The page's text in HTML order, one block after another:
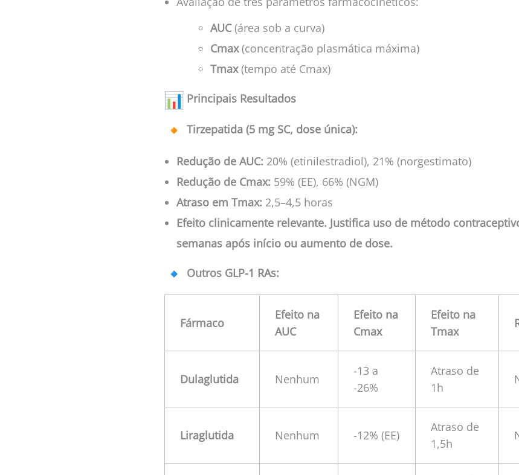
AUC(área sob a curva)
Cmax(concentração plasmática máxima)
Tmax(tempo até Cmax)
Principais Resultados
Tirzepatida (5 mg SC, dose única):
Redução de AUC: 20% (etinilestradiol), 21% (norgestimato)
Redução de Cmax: 59% (EE), 66% (NGM)
Atraso em Tmax: 2,5–4,5 horas
Efeito clinicamente relevante. Justifica uso de método
semanas após início ou aumento de dose.
Outros GLP-1 RAs:
Fármaco
Efeito na
AUC
Efeito na
Cmax
Efeito na
Tmax
Dulaglutida Nenhum
-13 a
-26%
Atraso de
1h
Liraglutida Nenhum -12% (EE)
Atraso de
1,5h